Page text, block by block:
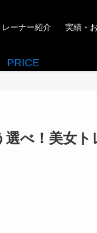
レーナー紹介 実績・
PRICE
選べ！美女